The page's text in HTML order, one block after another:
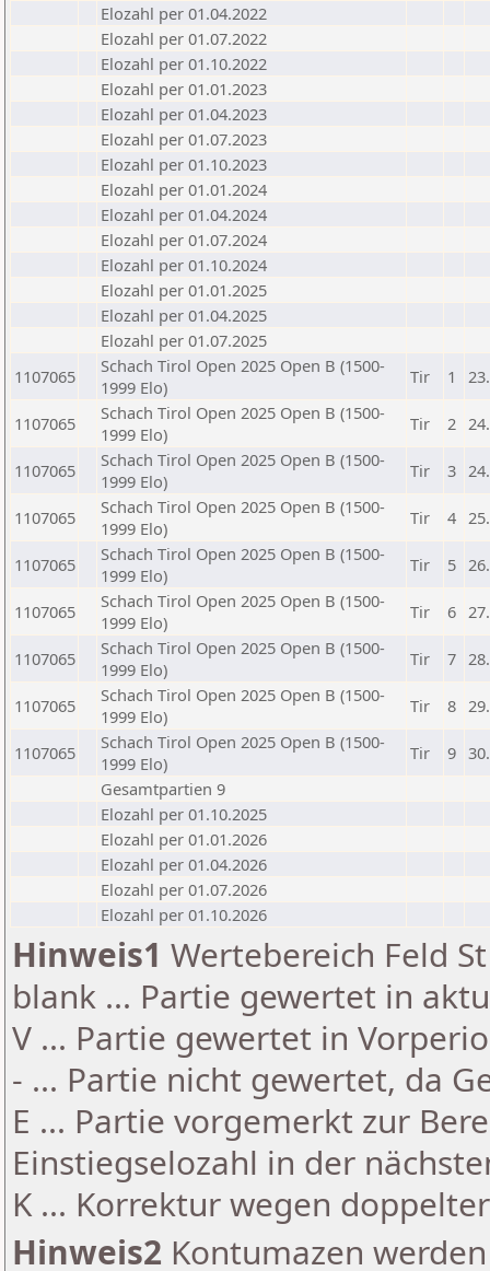
Elozahl per 01.04.2022
Elozahl per 01.07.2022
Elozahl per 01.10.2022
Elozahl per 01.01.2023
Elozahl per 01.04.2023
Elozahl per 01.07.2023
Elozahl per 01.10.2023
Elozahl per 01.01.2024
Elozahl per 01.04.2024
Elozahl per 01.07.2024
Elozahl per 01.10.2024
Elozahl per 01.01.2025
Elozahl per 01.04.2025
Elozahl per 01.07.2025
1107065
Schach Tirol Open 2025 Open B (1500-
1999 Elo)
Tir 1
1107065
Schach Tirol Open 2025 Open B (1500-
1999 Elo)
Tir 2
1107065
Schach Tirol Open 2025 Open B (1500-
1999 Elo)
Tir 3
1107065
Schach Tirol Open 2025 Open B (1500-
1999 Elo)
Tir 4
1107065
Schach Tirol Open 2025 Open B (1500-
1999 Elo)
Tir 5
1107065
Schach Tirol Open 2025 Open B (1500-
1999 Elo)
Tir 6
1107065
Schach Tirol Open 2025 Open B (1500-
1999 Elo)
Tir 7
1107065
Schach Tirol Open 2025 Open B (1500-
1999 Elo)
Tir 8
1107065
Schach Tirol Open 2025 Open B (1500-
1999 Elo)
Tir 9
Gesamtpartien 9
Elozahl per 01.10.2025
Elozahl per 01.01.2026
Elozahl per 01.04.2026
Elozahl per 01.07.2026
Elozahl per 01.10.2026
Hinweis1 Wertebereich Feld
blank ... Partie gewertet in
V ... Partie gewertet in
- ... Partie nicht gewertet, da
E ... Partie vorgemerkt zur
Einstiegselozahl in der
K ... Korrektur wegen
Hinweis2 Kontumazen